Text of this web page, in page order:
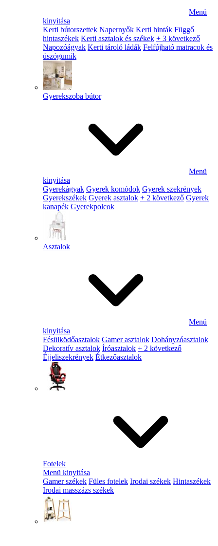
Menü
kinyitása
Kerti bútorszettek Napernyők Kerti hinták Függő
hintaszékek Kerti asztalok és székek + 3 következő
Napozóágyak Kerti tároló ládák Felfújható matracok és
úszógumik
Gyerekszoba bútor
Menü
kinyitása
Gyerekágyak Gyerek komódok Gyerek szekrények
Gyerekszékek Gyerek asztalok + 2 következő Gyerek
kanapék Gyerekpolcok
Asztalok
Menü
kinyitása
Fésülködőasztalok Gamer asztalok Dohányzóasztalok
Dekoratív asztalok Íróasztalok + 2 következő
Éjjeliszekrények Étkezőasztalok
Fotelek
Menü kinyitása
Gamer székek Füles fotelek Irodai székek Hintaszékek
Irodai masszázs székek